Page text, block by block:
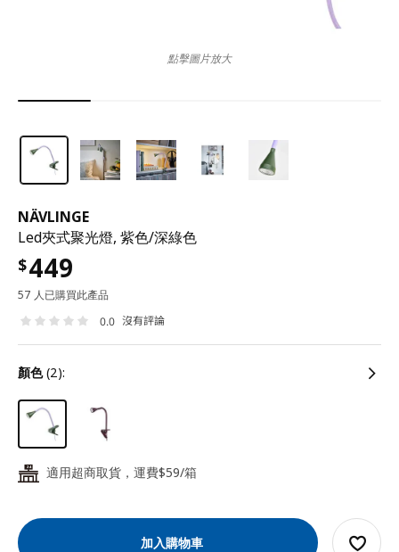
NÄVLINGE
Led夾式聚光燈, 紫色/深綠色
$449
57 人已購買此產品
0.0 沒有評論
顏色(2):
24 適用超商取貨，運費$59/箱
加入購物車
點擊圖片放大